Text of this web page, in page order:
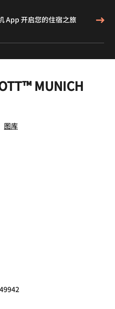
App 开启您的住宿之旅
MUNICH
图库